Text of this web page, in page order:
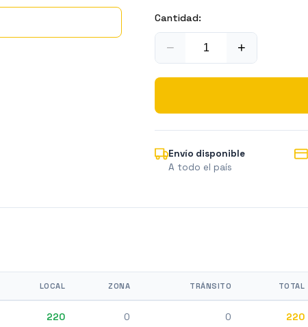
Cantidad:
− +
Envío disponible
A todo el país
LOCAL ZONA TRÁNSITO TOTAL
220 0 0 220